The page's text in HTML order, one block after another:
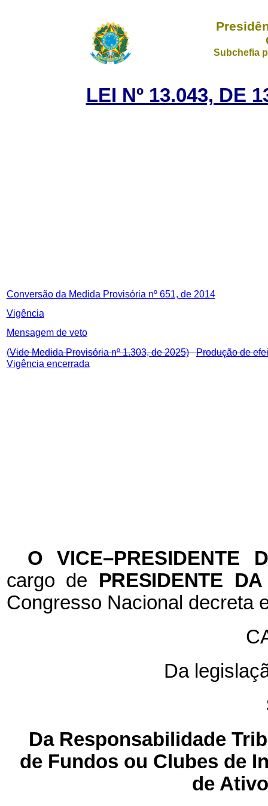
Subchefia
LEI Nº 13.043, DE
Conversão da Medida Provisória nº 651, de 2014
Vigência
Mensagem de veto
(Vide Medida Provisória nº 1.303, de 2025)
Produção de
Vigência encerrada
O VICE–PRESIDENTE
cargo de PRESIDENTE
Congresso Nacional decreta
Da
Da Responsabilidade
de Fundos ou Clubes de
de